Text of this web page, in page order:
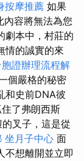
按摩推薦 如果
內容將無法為您
劇本中，村莊的
情的誠實的來
胞證辦理流程解
個嚴格的秘密
和史前DNA彼
了弗朗西斯
叉子，這是從
坐月子中心 面
不想離開並立即